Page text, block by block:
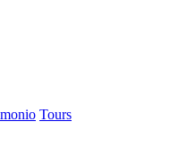
Tours